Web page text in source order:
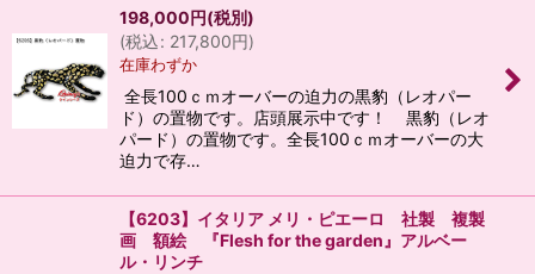
198,000 円(税別)
(税込: 217,800円)
在庫わずか
全長100ｃｍオーバーの迫力の黒豹（レオパー
ド）の置物です。店頭展示中です！ 黒豹（レオ
パード）の置物です。全長100ｃｍオーバーの大
迫力で存…
【6203】イタリア メリ・ピエーロ 社製 複製
画 額絵 『Flesh for the garden』アルベー
ル・リンチ